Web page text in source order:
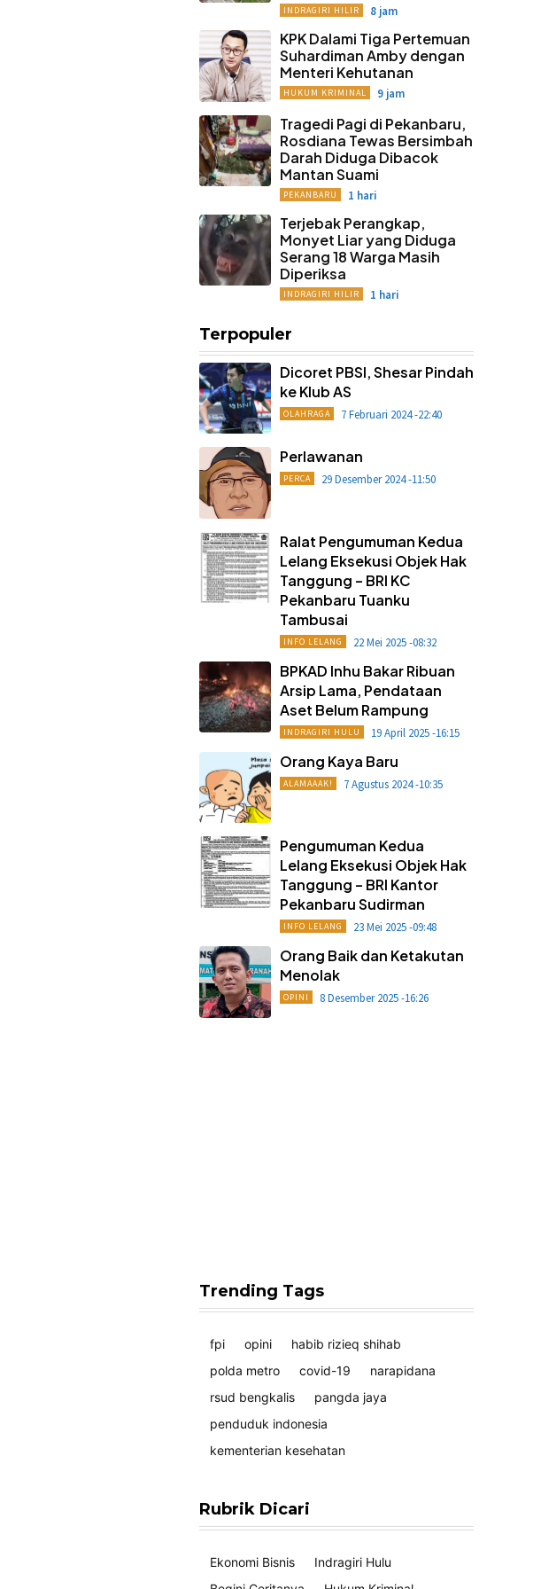
INDRAGIRI HILIR 8 jam
KPK Dalami Tiga Pertemuan
Suhardiman Amby dengan
Menteri Kehutanan
HUKUM KRIMINAL 9 jam
Tragedi Pagi di Pekanbaru,
Rosdiana Tewas Bersimbah
Darah Diduga Dibacok
Mantan Suami
PEKANBARU 1 hari
Terjebak Perangkap,
Monyet Liar yang Diduga
Serang 18 Warga Masih
Diperiksa
INDRAGIRI HILIR 1 hari
Terpopuler
Dicoret PBSI, Shesar Pindah
ke Klub AS
OLAHRAGA 7 Februari 2024 -22:40
Perlawanan
PERCA 29 Desember 2024 -11:50
Ralat Pengumuman Kedua
Lelang Eksekusi Objek Hak
Tanggung – BRI KC
Pekanbaru Tuanku
Tambusai
INFO LELANG 22 Mei 2025 -08:32
BPKAD Inhu Bakar Ribuan
Arsip Lama, Pendataan
Aset Belum Rampung
INDRAGIRI HULU 19 April 2025 -16:15
Orang Kaya Baru
ALAMAAAK! 7 Agustus 2024 -10:35
Pengumuman Kedua
Lelang Eksekusi Objek Hak
Tanggung – BRI Kantor
Pekanbaru Sudirman
INFO LELANG 23 Mei 2025 -09:48
Orang Baik dan Ketakutan
Menolak
OPINI 8 Desember 2025 -16:26
Trending Tags
fpi opini
habib rizieq shihab
polda metro
covid-19
narapidana
rsud bengkalis
pangda jaya
penduduk indonesia
kementerian kesehatan
Rubrik Dicari
Ekonomi Bisnis
Indragiri Hulu